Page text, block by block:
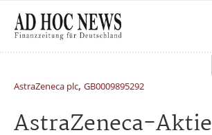
AstraZeneca plc, GB0009895292
AstraZeneca-Aktie